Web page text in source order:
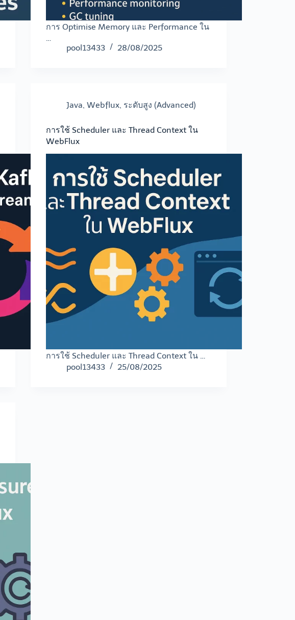
การ Optimise Memory และ Performance ใน
…
pool13433
28/08/2025
Java,Webflux, ระดับสูง (Advanced)
การใช้ Scheduler และ Thread Context ใน
WebFlux
การใช้ Scheduler และ Thread Context ใน …
pool13433
25/08/2025